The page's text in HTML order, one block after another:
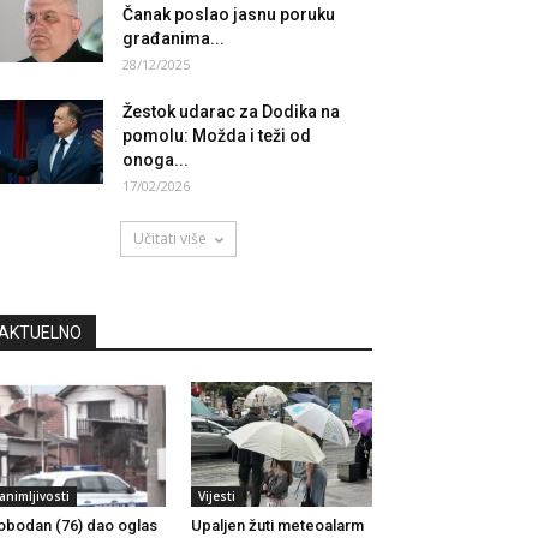
Čanak poslao jasnu poruku
građanima...
28/12/2025
Žestok udarac za Dodika na
pomolu: Možda i teži od
onoga...
17/02/2026
Učitati više
(76) dao oglas
Vijesti
Upaljen žuti meteoalarm